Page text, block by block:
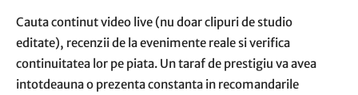
Cauta continut video live (nu doar clipuri de studio
editate), recenzii de la evenimente reale si verifica
continuitatea lor pe piata. Un taraf de prestigiu va avea
intotdeauna o prezenta constanta in recomandarile